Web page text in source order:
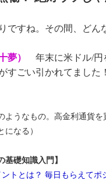
ですね。その間、どん
夢）
年末に米ドル/円
すごい引かれてました
ようなもの。高金利通貨を
になる）
基礎知識入門】
ントとは？ 毎日もらえてポ